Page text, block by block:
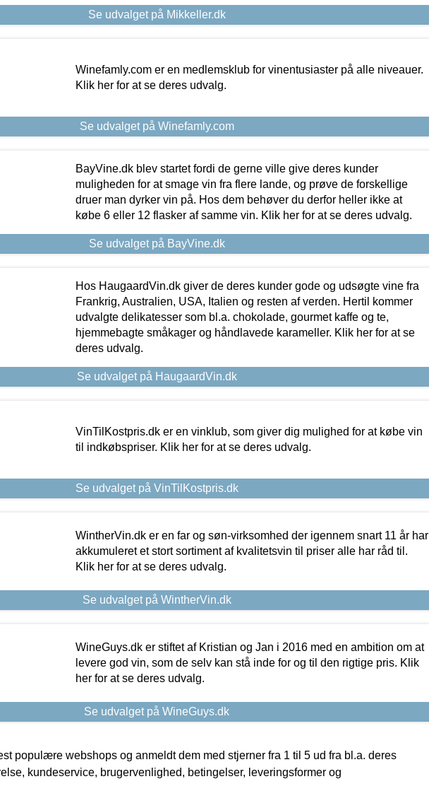
Se udvalget på Mikkeller.dk
Winefamly.com er en medlemsklub for vinentusiaster på alle niveauer.
Klik her for at se deres udvalg.
Se udvalget på Winefamly.com
BayVine.dk blev startet fordi de gerne ville give deres kunder
muligheden for at smage vin fra flere lande, og prøve de forskellige
druer man dyrker vin på. Hos dem behøver du derfor heller ikke at
købe 6 eller 12 flasker af samme vin. Klik her for at se deres udvalg.
Se udvalget på BayVine.dk
Hos HaugaardVin.dk giver de deres kunder gode og udsøgte vine fra
Frankrig, Australien, USA, Italien og resten af verden. Hertil kommer
udvalgte delikatesser som bl.a. chokolade, gourmet kaffe og te,
hjemmebagte småkager og håndlavede karameller. Klik her for at se
deres udvalg.
Se udvalget på HaugaardVin.dk
VinTilKostpris.dk er en vinklub, som giver dig mulighed for at købe vin
til indkøbspriser. Klik her for at se deres udvalg.
Se udvalget på VinTilKostpris.dk
WintherVin.dk er en far og søn-virksomhed der igennem snart 11 år har
akkumuleret et stort sortiment af kvalitetsvin til priser alle har råd til.
Klik her for at se deres udvalg.
Se udvalget på WintherVin.dk
WineGuys.dk er stiftet af Kristian og Jan i 2016 med en ambition om at
levere god vin, som de selv kan stå inde for og til den rigtige pris. Klik
her for at se deres udvalg.
Se udvalget på WineGuys.dk
populære webshops og anmeldt dem med stjerner fra 1 til 5 ud fra bl.a. deres
kundeservice, brugervenlighed, betingelser, leveringsformer og